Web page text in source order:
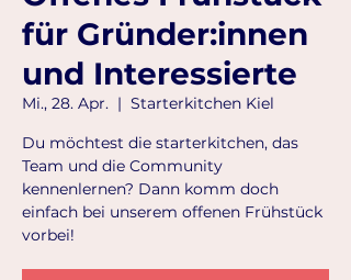
für Gründer:innen
und Interessierte
Mi., 28. Apr.
  |
Starterkitchen Kiel
Du möchtest die starterkitchen, das
Team und die Community
kennenlernen? Dann komm doch
einfach bei unserem offenen Frühstück
vorbei!